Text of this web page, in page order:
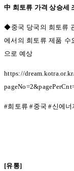
中 희토류 가격 상승세
◆중국 당국의 희토류
에서의 희토류 제품 수
으로 예상
https://
#희토류#중국#신에너
[유통]